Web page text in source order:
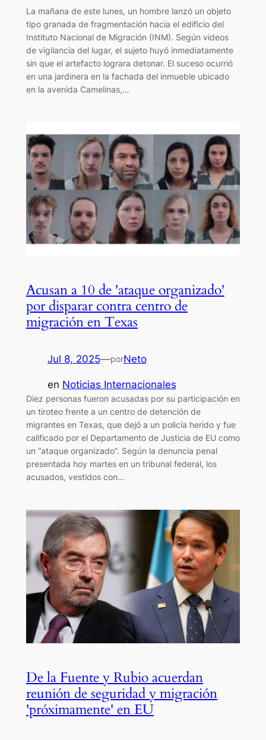
La mañana de este lunes, un hombre lanzó un objeto
tipo granada de fragmentación hacia el edificio del
Instituto Nacional de Migración (INM). Según videos
de vigilancia del lugar, el sujeto huyó inmediatamente
sin que el artefacto lograra detonar. El suceso ocurrió
en una jardinera en la fachada del inmueble ubicado
en la avenida Camelinas,…
Acusan a 10 de 'ataque organizado'
por disparar contra centro de
migración en Texas
Jul 8, 2025—porNeto
en Noticias Internacionales
Diez personas fueron acusadas por su participación en
un tiroteo frente a un centro de detención de
migrantes en Texas, que dejó a un policía herido y fue
calificado por el Departamento de Justicia de EU como
un “ataque organizado”. Según la denuncia penal
presentada hoy martes en un tribunal federal, los
acusados, vestidos con…
De la Fuente y Rubio acuerdan
reunión de seguridad y migración
'próximamente' en EU